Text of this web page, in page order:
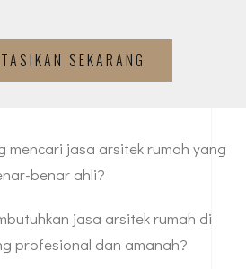
SEKARANG
mencari jasa arsitek rumah yang
benar ahli?
jasa arsitek rumah di
profesional dan amanah?